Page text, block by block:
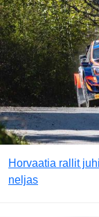
Horvaatia rallit
neljas